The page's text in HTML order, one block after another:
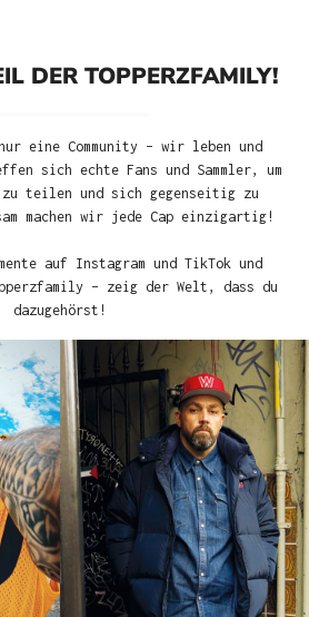
DER TOPPERZFAMILY!
eine Community – wir leben und
sich echte Fans und Sammler, um
teilen und sich gegenseitig zu
machen wir jede Cap einzigartig!
auf Instagram und TikTok und
– zeig der Welt, dass du
dazugehörst!